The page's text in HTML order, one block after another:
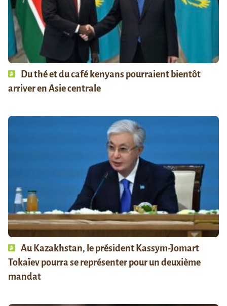
Du thé et du café kenyans pourraient bientôt
arriver en Asie centrale
Au Kazakhstan, le président Kassym-Jomart
Tokaïev pourra se représenter pour un deuxième
mandat